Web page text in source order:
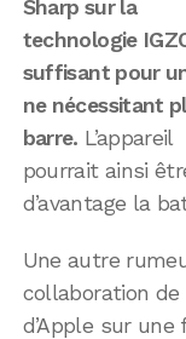
Sharp sur la
technologie
suffisant pour
ne nécessitant
barre. L’appareil
pourrait ainsi
d’avantage la
Une autre
collaboration de
d’Apple sur